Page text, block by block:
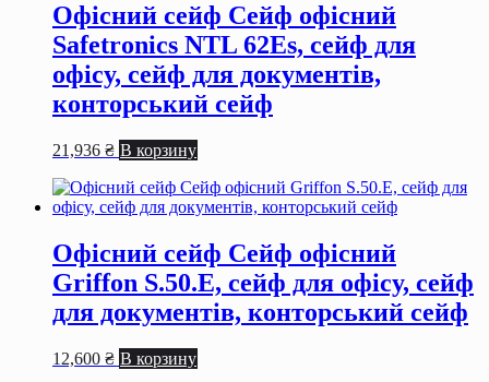
Офісний сейф Сейф офiсний
Safetronics NTL 62Es, сейф для
офiсу, сейф для документiв,
конторський сейф
21,936 ₴ В корзину
Офісний сейф Сейф офiсний
Griffon S.50.Е, сейф для офiсу, сейф
для документiв, конторський сейф
12,600 ₴ В корзину